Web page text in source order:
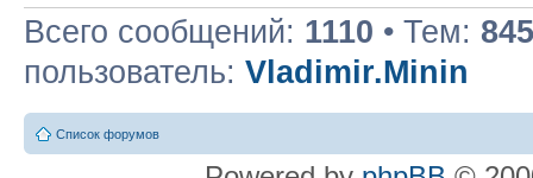
Всего сообщений: 1110 • Тем: 845
пользователь: Vladimir.Minin
Список форумов